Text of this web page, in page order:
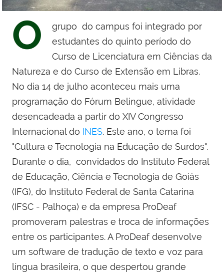
O
grupo do campus foi integrado por
estudantes do quinto período do
Curso de Licenciatura em Ciências da
Natureza e do Curso de Extensão em Libras.
No dia 14 de julho aconteceu mais uma
programação do Fórum Belingue, atividade
desencadeada a partir do XIV Congresso
Internacional do INES. Este ano, o tema foi
"Cultura e Tecnologia na Educação de Surdos".
Durante o dia, convidados do Instituto Federal
de Educação, Ciência e Tecnologia de Goiás
(IFG), do Instituto Federal de Santa Catarina
(IFSC - Palhoça) e da empresa ProDeaf
promoveram palestras e troca de informações
entre os participantes. A ProDeaf desenvolve
um software de tradução de texto e voz para
língua brasileira, o que despertou grande